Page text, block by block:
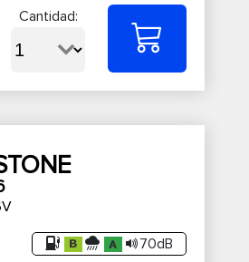
Cantidad:
70dB